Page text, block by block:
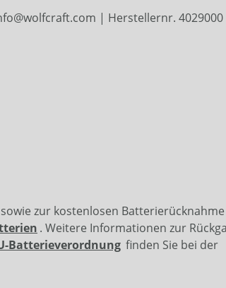
| Herstellernr. 4029000
zur kostenlosen
. Weitere Informationen zur
Batterieverordnung finden Sie bei der